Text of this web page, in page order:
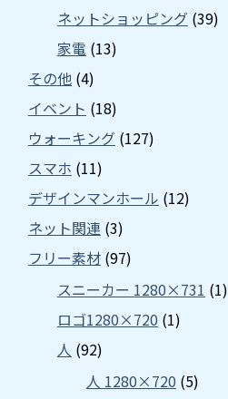
ネットショッピング (39)
家電 (13)
その他 (4)
イベント (18)
ウォーキング (127)
スマホ (11)
デザインマンホール (12)
ネット関連 (3)
フリー素材 (97)
スニーカー 1280×731 (1)
ロゴ1280×720 (1)
人 (92)
人 1280×720 (5)